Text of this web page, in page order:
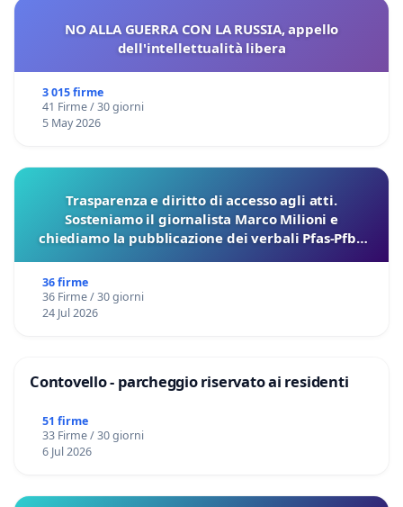
NO ALLA GUERRA CON LA RUSSIA, appello
dell'intellettualità libera
3 015 firme
41 Firme / 30 giorni
5 May 2026
Trasparenza e diritto di accesso agli atti.
Sosteniamo il giornalista Marco Milioni e
chiediamo la pubblicazione dei verbali Pfas-Pfba
36 firme
36 Firme / 30 giorni
24 Jul 2026
Contovello - parcheggio riservato ai residenti
51 firme
33 Firme / 30 giorni
6 Jul 2026